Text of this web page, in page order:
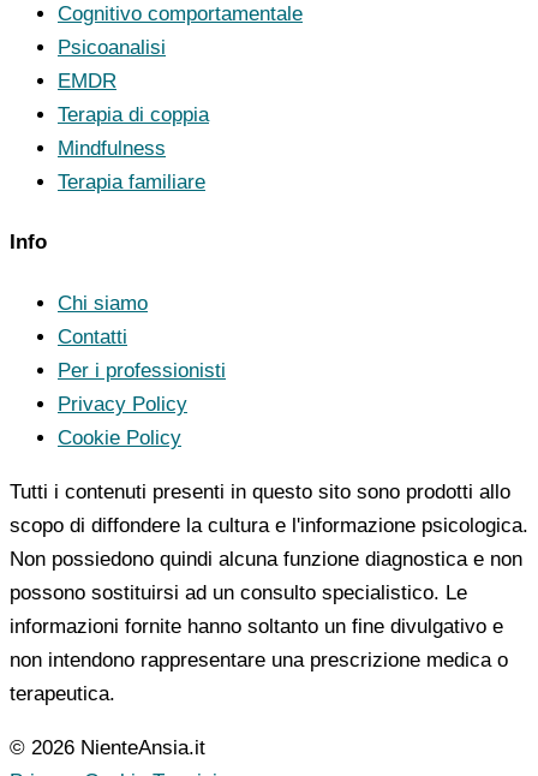
Cognitivo comportamentale
Psicoanalisi
EMDR
Terapia di coppia
Mindfulness
Terapia familiare
Info
Chi siamo
Contatti
Per i professionisti
Privacy Policy
Cookie Policy
Tutti i contenuti presenti in questo sito sono prodotti allo
scopo di diffondere la cultura e l'informazione psicologica.
Non possiedono quindi alcuna funzione diagnostica e non
possono sostituirsi ad un consulto specialistico. Le
informazioni fornite hanno soltanto un fine divulgativo e
non intendono rappresentare una prescrizione medica o
terapeutica.
© 2026 NienteAnsia.it